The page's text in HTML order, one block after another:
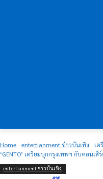
Home entertianment ข่าวบันเทิง
เต
‘GENTO’ เตรียมบุกกรุงเทพฯ กับคอนเสิร์
entertianment ข่าวบันเทิง